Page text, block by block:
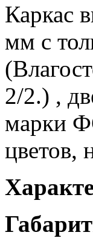
Каркас
мм с
2/2.) ,
марки
цветов,